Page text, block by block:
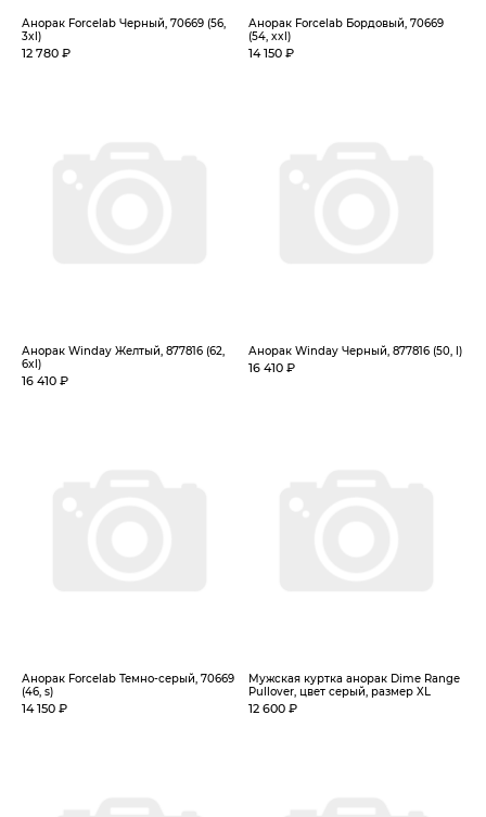
Анорак Forcelab Черный, 70669 (56,
3xl)
12 780 ₽
Анорак Forcelab Бордовый, 70669
(54, xxl)
14 150 ₽
Анорак Winday Желтый, 877816 (62,
6xl)
16 410 ₽
Анорак Winday Черный, 877816 (50, l)
16 410 ₽
Анорак Forcelab Темно-серый, 70669
(46, s)
14 150 ₽
Мужская куртка анорак Dime Range
Pullover, цвет серый, размер XL
12 600 ₽